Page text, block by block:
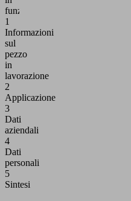
funzione.
1
Informazioni
sul
pezzo
in
lavorazione
2
Applicazione
3
Dati
aziendali
4
Dati
personali
5
Sintesi